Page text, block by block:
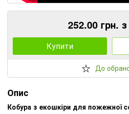
252.00 грн.
Купити
До
Опис
Кобура з екошкіри для пожежної